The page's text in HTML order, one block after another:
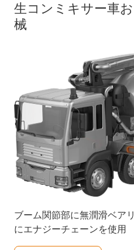
生コンミキサー車
械
ブーム関節部に無潤滑ベア
にエナジーチェーンを使用